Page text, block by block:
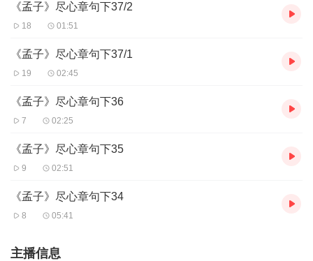
《孟子》尽心章句下37/2
18 01:51
《孟子》尽心章句下37/1
19 02:45
《孟子》尽心章句下36
7 02:25
《孟子》尽心章句下35
9 02:51
《孟子》尽心章句下34
8 05:41
主播信息